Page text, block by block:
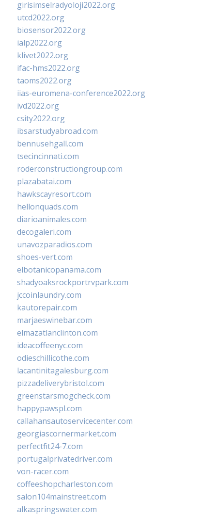
girisimselradyoloji2022.org
utcd2022.org
biosensor2022.org
ialp2022.org
klivet2022.org
ifac-hms2022.org
taoms2022.org
iias-euromena-conference2022.org
ivd2022.org
csity2022.org
ibsarstudyabroad.com
bennusehgall.com
tsecincinnati.com
roderconstructiongroup.com
plazabatai.com
hawkscayresort.com
hellonquads.com
diarioanimales.com
decogaleri.com
unavozparadios.com
shoes-vert.com
elbotanicopanama.com
shadyoaksrockportrvpark.com
jccoinlaundry.com
kautorepair.com
marjaeswinebar.com
elmazatlanclinton.com
ideacoffeenyc.com
odieschillicothe.com
lacantinitagalesburg.com
pizzadeliverybristol.com
greenstarsmogcheck.com
happypawspl.com
callahansautoservicecenter.com
georgiascornermarket.com
perfectfit24-7.com
portugalprivatedriver.com
von-racer.com
coffeeshopcharleston.com
salon104mainstreet.com
alkaspringswater.com